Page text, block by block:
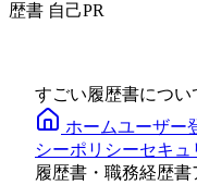
歴書 自己PR
すごい履歴書につい
ホームユーザー
シーポリシーセキュ
履歴書・職務経歴書